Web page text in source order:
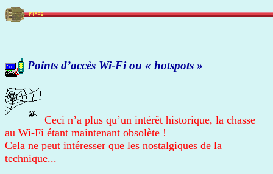
Points d’accès Wi-Fi ou « hotspots »
Ceci n’a plus qu’un intérêt historique, la chasse
au Wi-Fi étant maintenant obsolète !
Cela ne peut intéresser que les nostalgiques de la
technique...